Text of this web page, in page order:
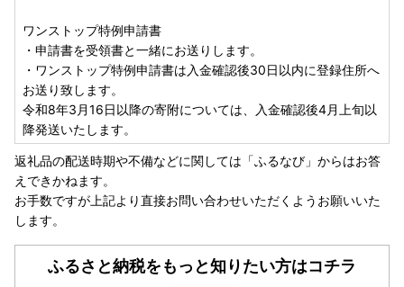
ワンストップ特例申請書
・申請書を受領書と一緒にお送りします。
・ワンストップ特例申請書は入金確認後30日以内に登録住所へ
お送り致します。
令和8年3月16日以降の寄附については、入金確認後4月上旬以
降発送いたします。
返礼品の配送時期や不備などに関しては「ふるなび」からはお答
えできかねます。
お手数ですが上記より直接お問い合わせいただくようお願いいた
します。
ふるさと納税をもっと知りたい方はコチラ